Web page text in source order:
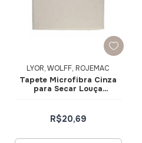
LYOR, WOLFF, ROJEMAC
Tapete Microfibra Cinza
para Secar Louça
R$20,69